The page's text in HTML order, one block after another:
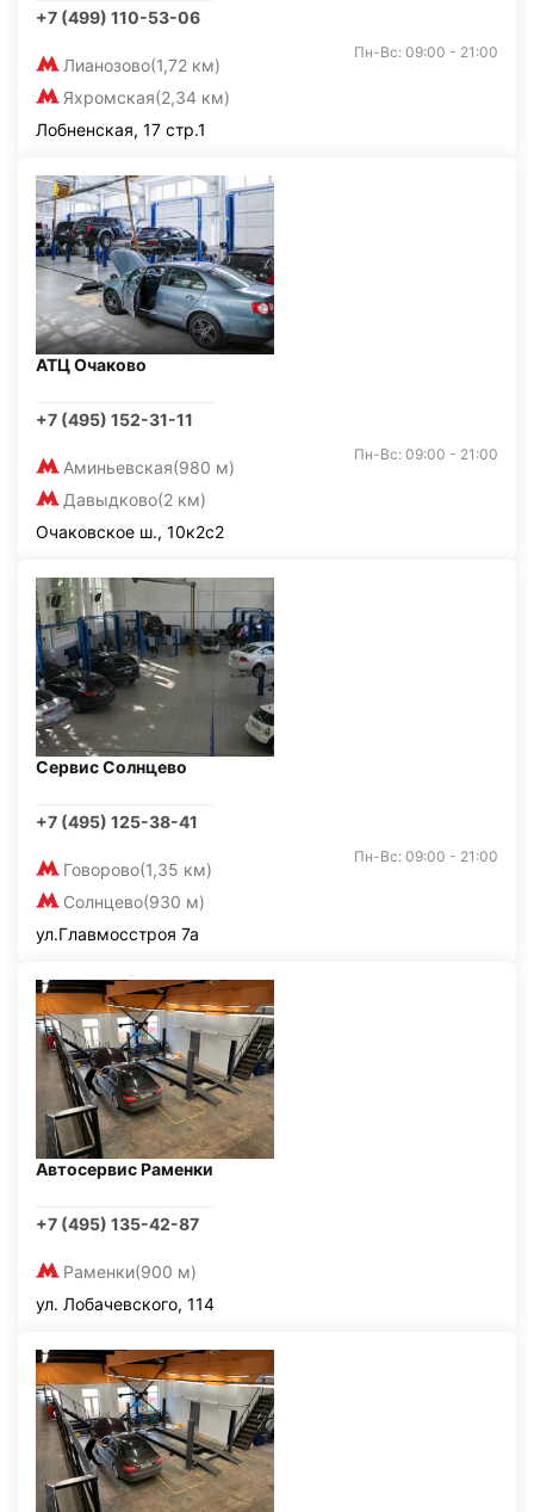
+7 (499) 110-53-06
Лианозово(1,72 км)
Яхромская(2,34 км)
Пн-Вс: 09:00 - 21:00
Лобненская, 17 стр.1
АТЦ Очаково
+7 (495) 152-31-11
Аминьевская(980 м)
Давыдково(2 км)
Пн-Вс: 09:00 - 21:00
Очаковское ш., 10к2с2
Сервис Солнцево
+7 (495) 125-38-41
Говорово(1,35 км)
Солнцево(930 м)
Пн-Вс: 09:00 - 21:00
ул.Главмосстроя 7а
Автосервис Раменки
+7 (495) 135-42-87
Раменки(900 м)
ул. Лобачевского, 114